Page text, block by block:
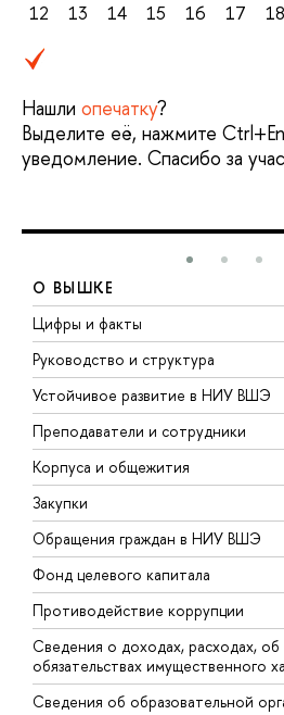
12
13 14 15 16 17 18
Нашли опечатку?
Выделите её, нажмите
уведомление. Спасибо за
О ВЫШКЕ
Цифры и факты
Руководство и структура
Устойчивое развитие в НИУ ВШЭ
Преподаватели и сотрудники
Корпуса и общежития
Закупки
Обращения граждан в НИУ ВШЭ
Фонд целевого капитала
Противодействие коррупции
Сведения о доходах, расходах,
обязательствах имущественного
Сведения об образовательной